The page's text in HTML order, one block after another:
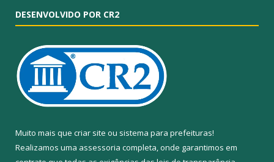
DESENVOLVIDO POR CR2
Muito mais que criar site ou sistema para prefeituras!
Realizamos uma assessoria completa, onde garantimos em